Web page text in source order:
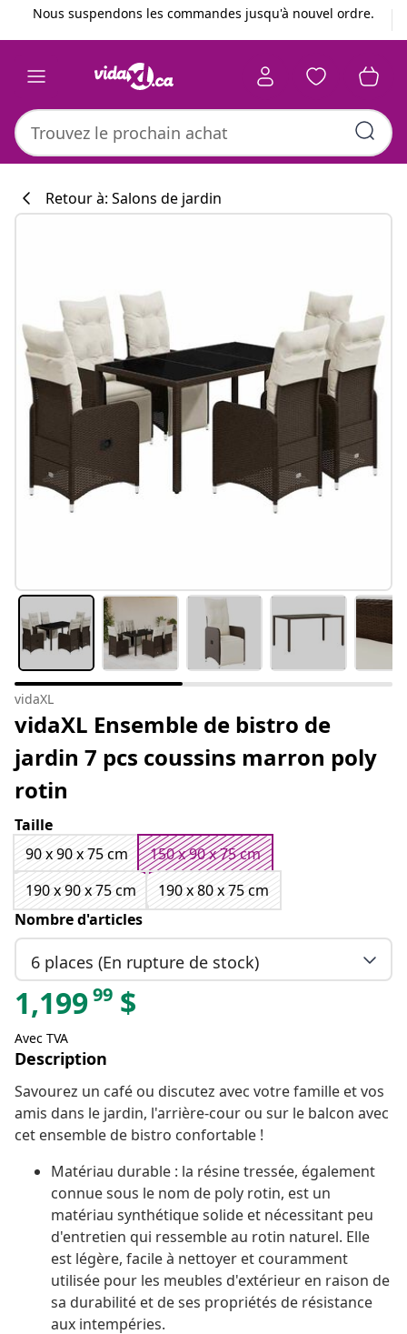
Précédent
Suivant
Nous suspendons les commandes jusqu'à nouvel ordre.
Retour à: Salons de jardin
vidaXL
vidaXL Ensemble de bistro de
jardin 7 pcs coussins marron poly
rotin
Taille
90 x 90 x 75 cm
150 x 90 x 75 cm
190 x 90 x 75 cm
190 x 80 x 75 cm
Nombre d'articles
6 places (En rupture de stock)
1,19999 $
Avec TVA
Description
Savourez un café ou discutez avec votre famille et vos
amis dans le jardin, l'arrière-cour ou sur le balcon avec
cet ensemble de bistro confortable !
Matériau durable : la résine tressée, également
connue sous le nom de poly rotin, est un
matériau synthétique solide et nécessitant peu
d'entretien qui ressemble au rotin naturel. Elle
est légère, facile à nettoyer et couramment
utilisée pour les meubles d'extérieur en raison de
sa durabilité et de ses propriétés de résistance
aux intempéries.